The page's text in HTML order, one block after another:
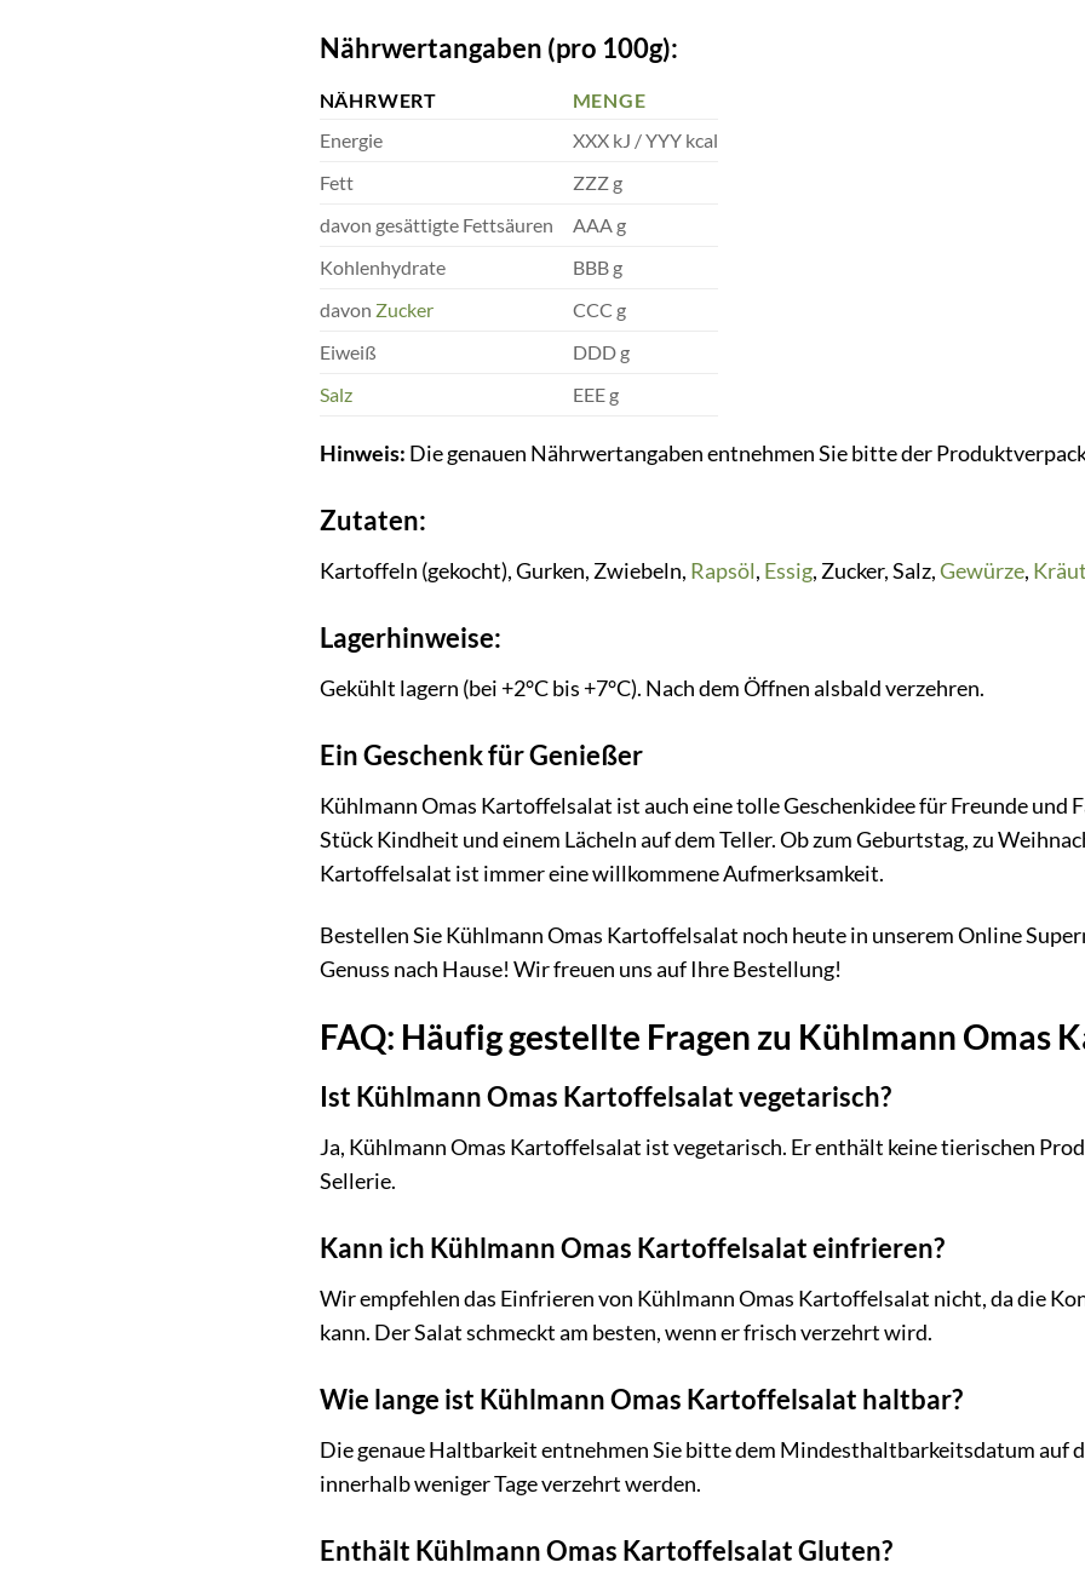
Nährwertangaben (pro 100g):
NÄHRWERT
MENGE
Energie
XXX kJ / YYY kcal
Fett
ZZZ g
davon gesättigte Fettsäuren
AAA g
Kohlenhydrate
BBB g
davon Zucker
CCC g
Eiweiß
DDD g
Salz
EEE g
Hinweis: Die genauen Nährwertangaben entnehmen Sie bitte der
Zutaten:
Kartoffeln (gekocht), Gurken, Zwiebeln, Rapsöl, Essig, Zucker, Salz,Gewürze,
Lagerhinweise:
Gekühlt lagern (bei +2°C bis +7°C). Nach dem Öffnen alsbald verzehren.
Ein Geschenk für Genießer
Kühlmann Omas Kartoffelsalat ist auch eine tolle Geschenkidee für Freunde und
Stück Kindheit und einem Lächeln auf dem Teller. Ob zum Geburtstag, zu
Kartoffelsalat ist immer eine willkommene Aufmerksamkeit.
Bestellen Sie Kühlmann Omas Kartoffelsalat noch heute in unserem Online
Genuss nach Hause! Wir freuen uns auf Ihre Bestellung!
FAQ: Häufig gestellte Fragen zu Kühlmann Omas
Ist Kühlmann Omas Kartoffelsalat vegetarisch?
Ja, Kühlmann Omas Kartoffelsalat ist vegetarisch. Er enthält keine tierischen
Sellerie.
Kann ich Kühlmann Omas Kartoffelsalat einfrieren?
Wir empfehlen das Einfrieren von Kühlmann Omas Kartoffelsalat nicht, da die
kann. Der Salat schmeckt am besten, wenn er frisch verzehrt wird.
Wie lange ist Kühlmann Omas Kartoffelsalat haltbar?
Die genaue Haltbarkeit entnehmen Sie bitte dem Mindesthaltbarkeitsdatum auf
innerhalb weniger Tage verzehrt werden.
Enthält Kühlmann Omas Kartoffelsalat Gluten?